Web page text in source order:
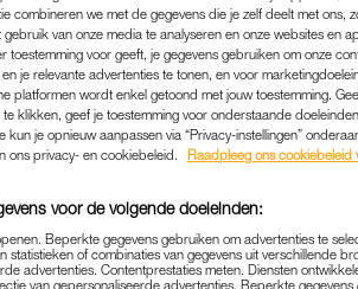
lanceren WEFilm en
artsen.
Lees ook
deze video laat zien wat roken met
combineren we met de gegevens die je zelf deelt met ons,
van onze media te analyseren en onze websites en
toestemming voor geeft, je gegevens gebruiken om onze
je relevante advertenties te tonen, en voor
platformen wordt enkel getoond met jouw toestemming.
klikken, geef je toestemming voor onderstaande
kun je opnieuw aanpassen via “Privacy-instellingen”
ons privacy- en cookiebeleid.
Raadpleeg ons cookiebeleid
voor de volgende doeleinden:
Beperkte gegevens gebruiken om advertenties te
of combinaties van gegevens uit verschillende
advertenties. Contentprestaties meten. Diensten
van gepersonaliseerde advertenties. Beperkte